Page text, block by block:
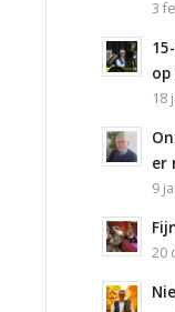
3
op
18
er
9
20